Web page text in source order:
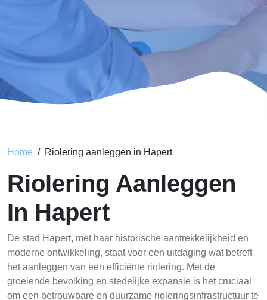
Home Riolering aanleggen in Hapert
Riolering Aanleggen
In Hapert
De stad Hapert, met haar historische aantrekkelijkheid en
moderne ontwikkeling, staat voor een uitdaging wat betreft
het aanleggen van een efficiënte riolering. Met de
groeiende bevolking en stedelijke expansie is het cruciaal
om een betrouwbare en duurzame rioleringsinfrastructuur te